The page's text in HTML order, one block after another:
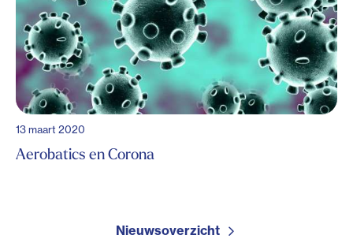
13 maart 2020
Aerobatics en Corona
Nieuwsoverzicht